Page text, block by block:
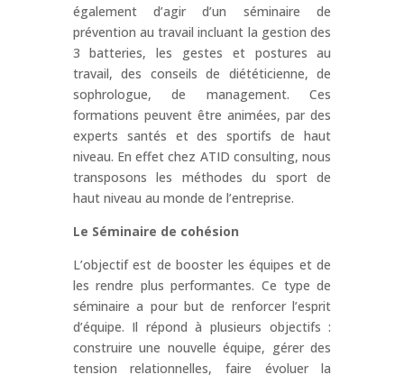
également d’agir d’un séminaire de
prévention au travail incluant la gestion des
3 batteries, les gestes et postures au
travail, des conseils de diététicienne, de
sophrologue, de management. Ces
formations peuvent être animées, par des
experts santés et des sportifs de haut
niveau. En effet chez ATID consulting, nous
transposons les méthodes du sport de
haut niveau au monde de l’entreprise.
Le Séminaire de cohésion
L’objectif est de booster les équipes et de
les rendre plus performantes. Ce type de
séminaire a pour but de renforcer l’esprit
d’équipe. Il répond à plusieurs objectifs :
construire une nouvelle équipe, gérer des
tension relationnelles, faire évoluer la